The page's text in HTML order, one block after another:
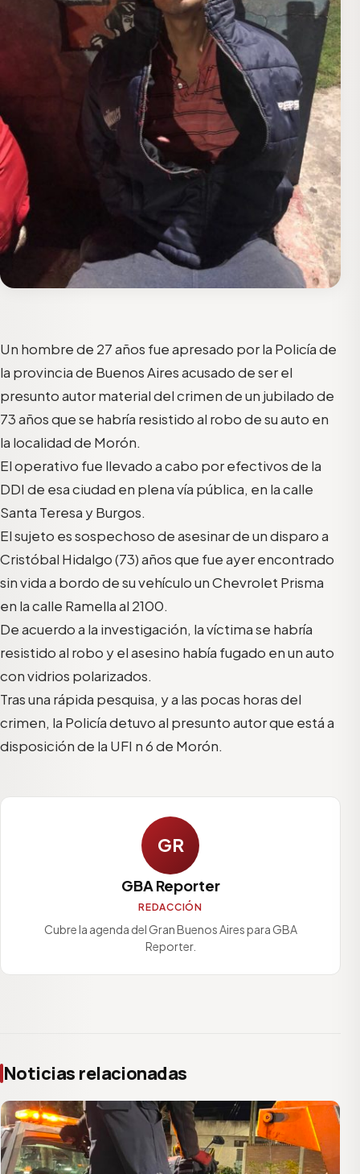
Un hombre de 27 años fue apresado por la Policía de
la provincia de Buenos Aires acusado de ser el
presunto autor material del crimen de un jubilado de
73 años que se habría resistido al robo de su auto en
la localidad de Morón.
El operativo fue llevado a cabo por efectivos de la
DDI de esa ciudad en plena vía pública, en la calle
Santa Teresa y Burgos.
El sujeto es sospechoso de asesinar de un disparo a
Cristóbal Hidalgo (73) años que fue ayer encontrado
sin vida a bordo de su vehículo un Chevrolet Prisma
en la calle Ramella al 2100.
De acuerdo a la investigación, la víctima se habría
resistido al robo y el asesino había fugado en un auto
con vidrios polarizados.
Tras una rápida pesquisa, y a las pocas horas del
crimen, la Policía detuvo al presunto autor que está a
disposición de la UFI n 6 de Morón.
GR
GBA Reporter
REDACCIÓN
Cubre la agenda del Gran Buenos Aires para GBA
Reporter.
Noticias relacionadas